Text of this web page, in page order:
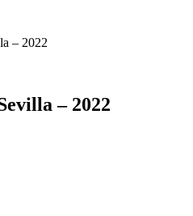
– 2022
– 2022